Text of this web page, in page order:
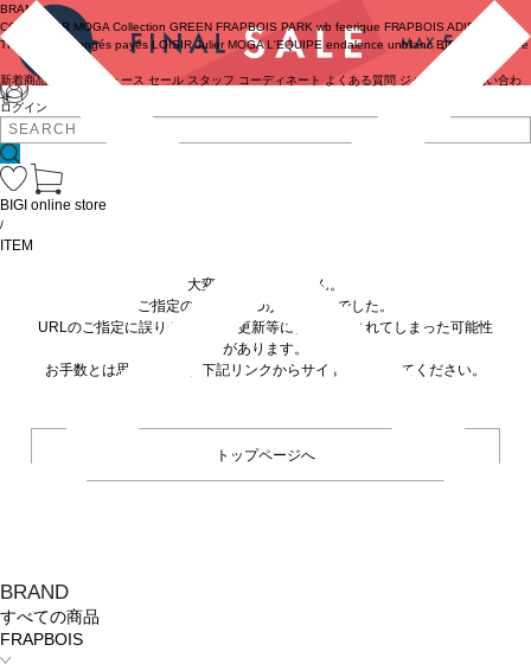
ログイン
BRAND
COUTURIER MOGA Collection GREEN FRAPBOIS PARK wb feerique FRAPBOIS ADIEU
TRISTESSE
congés payés LOISIR Julier MOGA L'EQUIPE endalence unbilanc BIGI online store
新着商品 ニュース セール スタッフ コーディネート よくある質問 ジャーナル
お問い合わ
せ
BRAND
すべての商品
FRAPBOIS
BIGI online store
/
ITEM
大変申し訳ありません。
ご指定の商品が見つかりませんでした。
URLのご指定に誤りがあるか、更新等に伴い削除されてしまった可能性
があります。
お手数とは思いますが、下記リンクからサイトへ移動してください。
トップページへ